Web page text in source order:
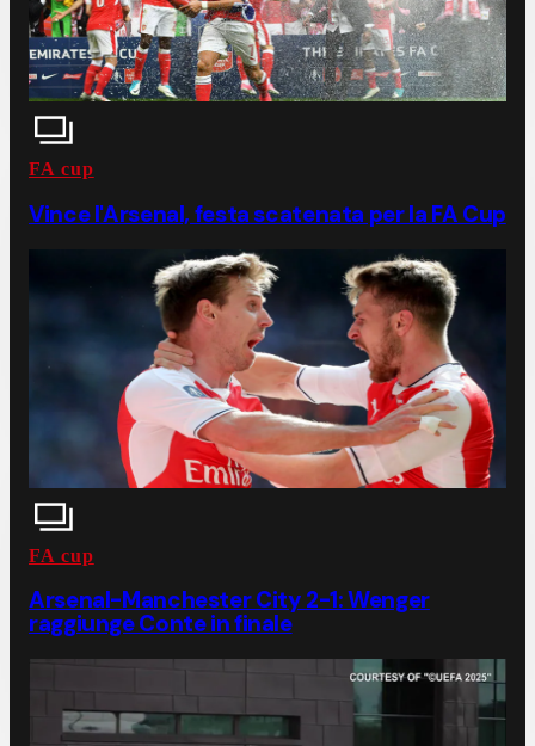
FA cup
Vince l'Arsenal, festa scatenata per la FA Cup
FA cup
Arsenal-Manchester City 2-1: Wenger
raggiunge Conte in finale